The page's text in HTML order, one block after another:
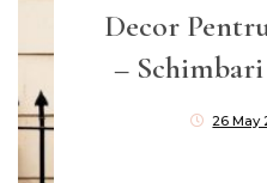
Decor
–
26 May